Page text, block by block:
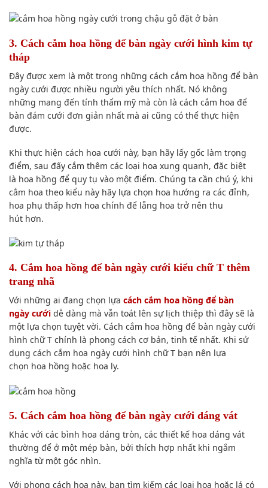
3. Cách cắm hoa hồng để bàn ngày cưới hình kim tự
tháp
Đây được xem là một trong những cách cắm hoa hồng để bàn
ngày cưới được nhiều người yêu thích nhất. Nó không
những mang đến tính thẩm mỹ mà còn là cách cắm hoa để
bàn đám cưới đơn giản nhất mà ai cũng có thể thực hiện
được.
Khi thực hiện cách hoa cưới này, bạn hãy lấy gốc làm trọng
điểm, sau đấy cắm thêm các loại hoa xung quanh, đặc biệt
là hoa hồng để quy tụ vào một điểm. Chúng ta cần chú ý, khi
cắm hoa theo kiểu này hãy lựa chọn hoa hướng ra các đỉnh,
hoa phụ thấp hơn hoa chính để lẵng hoa trở nên thu
hút hơn.
4. Cắm hoa hồng để bàn ngày cưới kiểu chữ T thêm
trang nhã
Với những ai đang chọn lựa cách cắm hoa hồng để bàn
ngày cưới dễ dàng mà vẫn toát lên sự lịch thiệp thì đây sẽ là
một lựa chọn tuyệt vời. Cách cắm hoa hồng để bàn ngày cưới
hình chữ T chính là phong cách cơ bản, tinh tế nhất. Khi sử
dụng cách cắm hoa ngày cưới hình chữ T bạn nên lựa
chọn hoa hồng hoặc hoa ly.
5. Cách cắm hoa hồng để bàn ngày cưới dáng vát
Khác với các bình hoa dáng tròn, các thiết kế hoa dáng vát
thường để ở một mép bàn, bởi thích hợp nhất khi ngắm
nghĩa từ một góc nhìn.
Với phong cách hoa này, bạn tìm kiếm các loại hoa hoặc lá có